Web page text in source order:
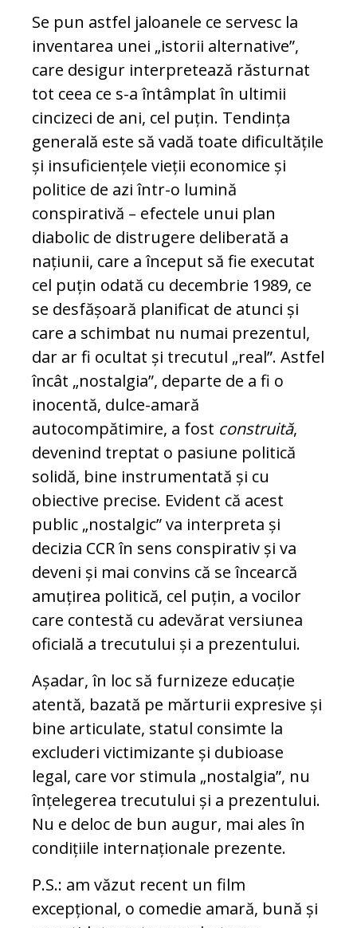
Se pun astfel jaloanele ce servesc la
inventarea unei „istorii alternative”,
care desigur interpretează răsturnat
tot ceea ce s-a întâmplat în ultimii
cincizeci de ani, cel puțin. Tendința
generală este să vadă toate dificultățile
și insuficiențele vieții economice și
politice de azi într-o lumină
conspirativă – efectele unui plan
diabolic de distrugere deliberată a
națiunii, care a început să fie executat
cel puțin odată cu decembrie 1989, ce
se desfășoară planificat de atunci și
care a schimbat nu numai prezentul,
dar ar fi ocultat și trecutul „real”. Astfel
încât „nostalgia”, departe de a fi o
inocentă, dulce-amară
autocompătimire, a fost construită,
devenind treptat o pasiune politică
solidă, bine instrumentată și cu
obiective precise. Evident că acest
public „nostalgic” va interpreta și
decizia CCR în sens conspirativ și va
deveni și mai convins că se încearcă
amuțirea politică, cel puțin, a vocilor
care contestă cu adevărat versiunea
oficială a trecutului și a prezentului.
Așadar, în loc să furnizeze educație
atentă, bazată pe mărturii expresive și
bine articulate, statul consimte la
excluderi victimizante și dubioase
legal, care vor stimula „nostalgia”, nu
înțelegerea trecutului și a prezentului.
Nu e deloc de bun augur, mai ales în
condițiile internaționale prezente.
P.S.: am văzut recent un film
excepțional, o comedie amară, bună și